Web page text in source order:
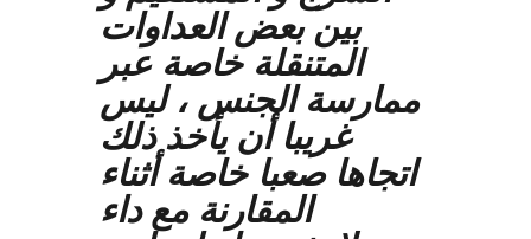
بين بعض العداوات
المتنقلة خاصة عبر
ممارسة الجنس ، ليس
غريبا أن يأخذ ذلك
اتجاها صعبا خاصة أثناء
المقارنة مع داء